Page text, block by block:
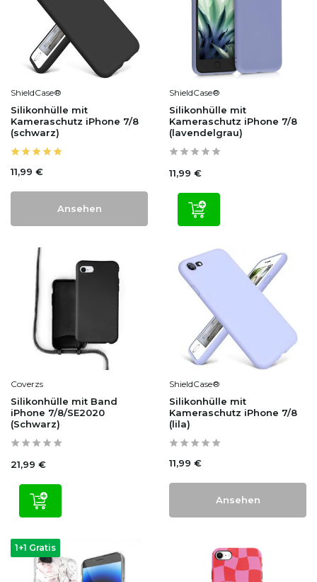
ShieldCase®
Silikonhülle mit
Kameraschutz iPhone 7/8
(schwarz)
11,99 €
Ansehen
ShieldCase®
Silikonhülle mit
Kameraschutz iPhone 7/8
(lavendelgrau)
11,99 €
Coverzs
Silikonhülle mit Band
iPhone 7/8/SE2020
(Schwarz)
21,99 €
ShieldCase®
Silikonhülle mit
Kameraschutz iPhone 7/8
(lila)
11,99 €
Ansehen
1+1 Gratis